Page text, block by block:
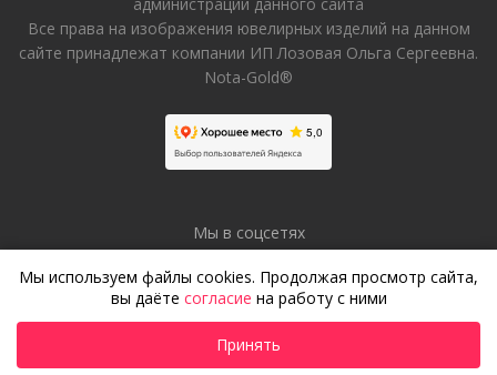
Все права на изображения ювелирных изделий на данном
сайте принадлежат компании ИП Лозовая Ольга Сергеевна.
Nota-Gold®
Мы в соцсетях
Мы используем файлы cookies. Продолжая просмотр сайта,
вы даёте согласие на работу с ними
Принять